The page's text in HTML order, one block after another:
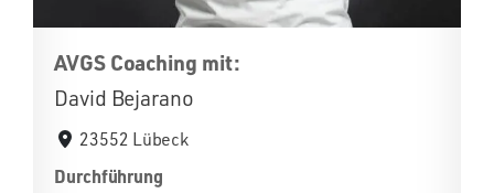
AVGS Coaching mit:
David Bejarano
23552 Lübeck
Durchführung